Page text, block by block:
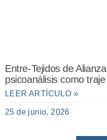
Entre-Tejidos de
psicoanálisis como
LEER ARTÍCULO »
25 de junio, 2026